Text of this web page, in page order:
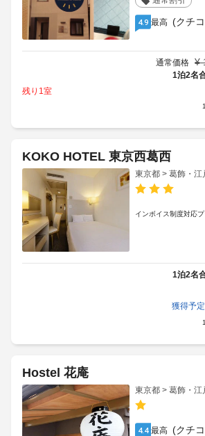
4.9 最高 (クチ
通常価格 ¥
1泊2名
残り1室
KOKO HOTEL 東京西葛西
東京都 > 葛飾・江
インボイス制度対応
1泊2名
獲得予
Hostel 花庵
東京都 > 葛飾・江
4.4 最高 (クチ